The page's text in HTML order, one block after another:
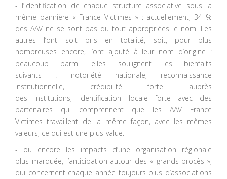
- l’identification de chaque structure associative sous la
même bannière « France Victimes » : actuellement, 34 %
des AAV ne se sont pas du tout appropriées le nom. Les
autres l’ont soit pris en totalité, soit, pour plus
nombreuses encore, l’ont ajouté à leur nom d’origine :
beaucoup parmi elles soulignent les bienfaits
suivants : notoriété nationale, reconnaissance
institutionnelle, crédibilité forte auprès
des institutions, identification locale forte avec des
partenaires qui comprennent que les AAV France
Victimes travaillent de la même façon, avec les mêmes
valeurs, ce qui est une plus-value.
- ou encore les impacts d’une organisation régionale
plus marquée, l’anticipation autour des « grands procès »,
qui concernent chaque année toujours plus d’associations